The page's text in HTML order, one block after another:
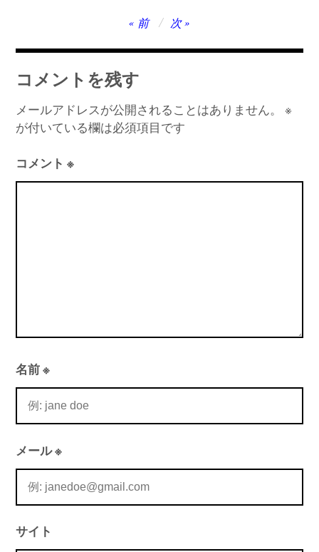
稿
ナ
ビ
ゲ
ー
シ
ョ
前 次
コメントを残す
メールアドレスが公開されることはありません。
※
が付いている欄は必須項目です
コメント※
名前※
メール※
サイト